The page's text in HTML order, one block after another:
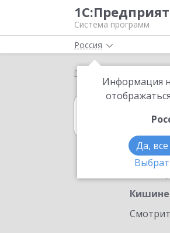
Система программ
Россия
Информация
Да,
Главная
в